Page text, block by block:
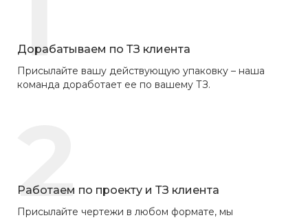
Дорабатываем по ТЗ клиента
Присылайте вашу действующую упаковку – наша
команда доработает ее по вашему ТЗ.
2
Работаем по проекту и ТЗ клиента
Присылайте чертежи в любом формате, мы